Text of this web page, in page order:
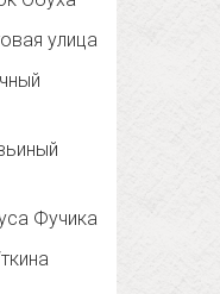
улица
Фучика